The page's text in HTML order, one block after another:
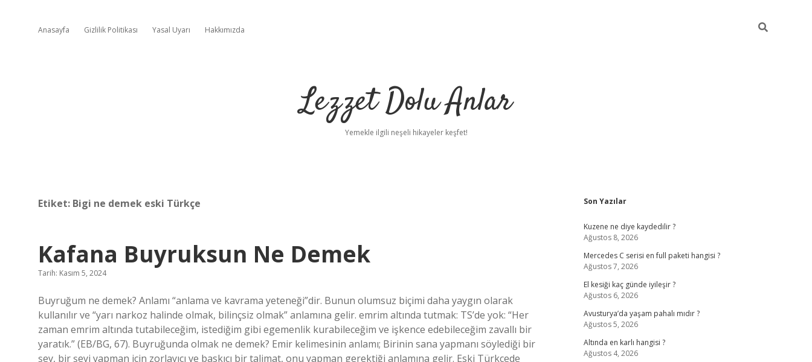
Anasayfa Gizlilik Politikası Yasal Uyarı Hakkımızda
Lezzet Dolu Anlar
Yemekle ilgili neşeli hikayeler keşfet!
Etiket: Bigi ne demek eski Türkçe
Kafana Buyruksun Ne Demek
Tarih: Kasım 5, 2024
Buyruğum ne demek? Anlamı “anlama ve kavrama yeteneği”dir. Bunun olumsuz biçimi daha yaygın olarak
kullanılır ve “yarı narkoz halinde olmak, bilinçsiz olmak” anlamına gelir. emrim altında tutmak: TS’de yok: “Her
zaman emrim altında tutabileceğim, istediğim gibi egemenlik kurabileceğim ve işkence edebileceğim zavallı bir
yaratık.” (EB/BG, 67). Buyruğunda olmak ne demek? Emir kelimesinin anlamı; Birinin sana yapmanı söylediği bir
şey, bir şeyi yapman için zorlayıcı ve baskıcı bir talimat, onu yapman gerektiği anlamına gelir. Eski Türkçede
Sidebar
Son Yazılar
Kuzene ne diye kaydedilir ?
Ağustos 8, 2026
Mercedes C serisi en full paketi hangisi ?
Ağustos 7, 2026
El kesiği kaç günde iyileşir ?
Ağustos 6, 2026
Avusturya’da yaşam pahalı mıdır ?
Ağustos 5, 2026
Altında en karlı hangisi ?
Ağustos 4, 2026
ilbet giriş